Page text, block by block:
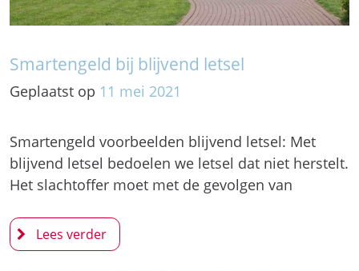
Smartengeld bij blijvend letsel
Geplaatst op 11 mei 2021
Smartengeld voorbeelden blijvend letsel: Met
blijvend letsel bedoelen we letsel dat niet herstelt.
Het slachtoffer moet met de gevolgen van